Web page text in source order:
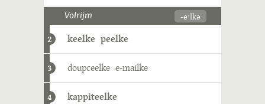
Volrijm -eˑlkə
2 keelke peelke
3 doupceelke e-mailke
4 kappiteelke